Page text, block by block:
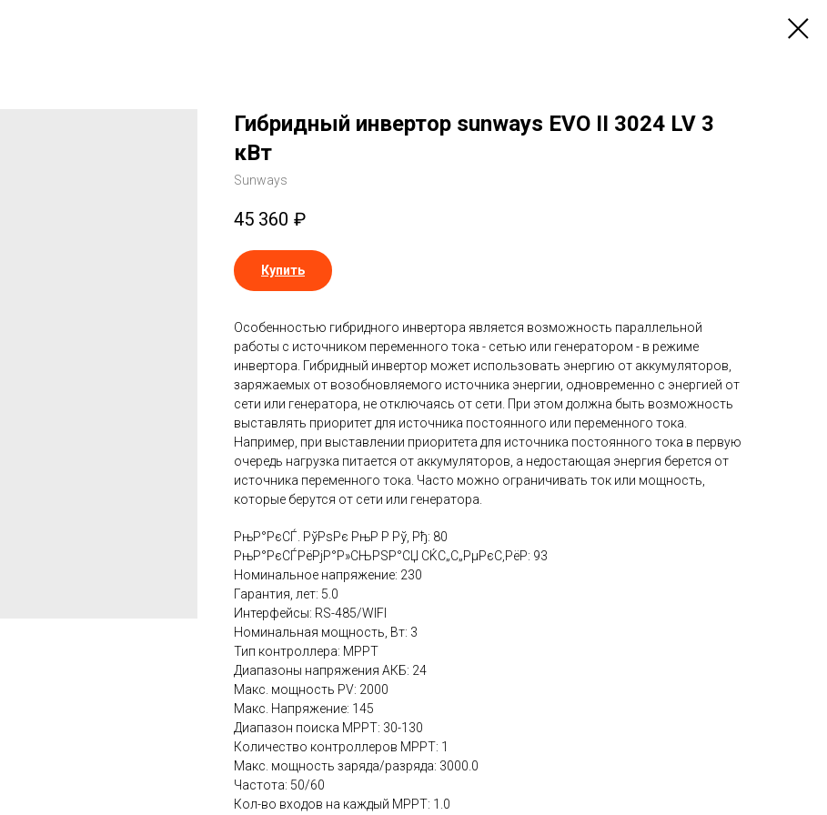
Гибридный инвертор sunways EVO II 3024 LV 3
кВт
Sunways
45 360 ₽
Купить
Особенностью гибридного инвертора является возможность параллельной
работы с источником переменного тока - сетью или генератором - в режиме
инвертора. Гибридный инвертор может использовать энергию от аккумуляторов,
заряжаемых от возобновляемого источника энергии, одновременно с энергией от
сети или генератора, не отключаясь от сети. При этом должна быть возможность
выставлять приоритет для источника постоянного или переменного тока.
Например, при выставлении приоритета для источника постоянного тока в первую
очередь нагрузка питается от аккумуляторов, а недостающая энергия берется от
источника переменного тока. Часто можно ограничивать ток или мощность,
которые берутся от сети или генератора.
РњР°РєСЃ. РўРѕРє РњР Р Рў, Рђ: 80
РњР°РєСЃРёРјР°Р»СЊРЅР°СЏ СЌС„С„РµРєС‚РёР: 93
Номинальное напряжение: 230
Гарантия, лет: 5.0
Интерфейсы: RS-485/WIFI
Номинальная мощность‚ Вт: 3
Тип контроллера: MPPT
Диапазоны напряжения АКБ: 24
Макс. мощность PV: 2000
Макс. Напряжение: 145
Диапазон поиска MPPT: 30-130
Количество контроллеров MPPT: 1
Макс. мощность заряда/разряда: 3000.0
Частота: 50/60
Кол-во входов на каждый MPPT: 1.0